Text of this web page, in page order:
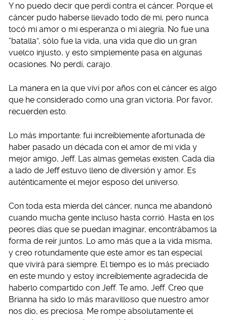
Y no puedo decir que perdí contra el cáncer. Porque el
cáncer pudo haberse llevado todo de mi, pero nunca
tocó mi amor o mi esperanza o mi alegría. No fue una
“batalla”, sólo fue la vida, una vida que dio un gran
vuelco injusto, y esto simplemente pasa en algunas
ocasiones. No perdí, carajo.
La manera en la que viví por años con el cáncer es algo
que he considerado como una gran victoria. Por favor,
recuerden esto.
Lo más importante: fui increíblemente afortunada de
haber pasado un década con el amor de mi vida y
mejor amigo, Jeff. Las almas gemelas existen. Cada día
a lado de Jeff estuvo lleno de diversión y amor. Es
auténticamente el mejor esposo del universo.
Con toda esta mierda del cáncer, nunca me abandonó
cuando mucha gente incluso hasta corrió. Hasta en los
peores días que se puedan imaginar, encontrábamos la
forma de reír juntos. Lo amo más que a la vida misma,
y creo rotundamente que este amor es tan especial
que vivirá para siempre. El tiempo es lo más preciado
en este mundo y estoy increíblemente agradecida de
haberlo compartido con Jeff. Te amo, Jeff. Creo que
Brianna ha sido lo más maravilloso que nuestro amor
nos dio, es preciosa. Me rompe absolutamente el